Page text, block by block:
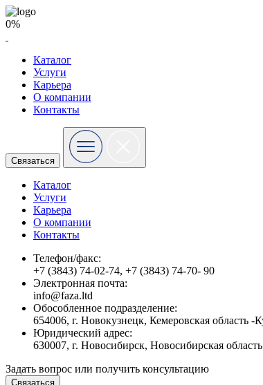
0%
Каталог
Услуги
Карьера
О компании
Контакты
Связаться
Каталог
Услуги
Карьера
О компании
Контакты
Телефон/факс:
+7 (3843) 74-02-74, +7 (3843) 74-70- 90
Электронная почта:
info@faza.ltd
Обособленное подразделение:
654006, г. Новокузнецк, Кемеровская область
Юридический адрес:
630007, г. Новосибирск, Новосибирская
Задать вопрос или получить консультацию
Связаться